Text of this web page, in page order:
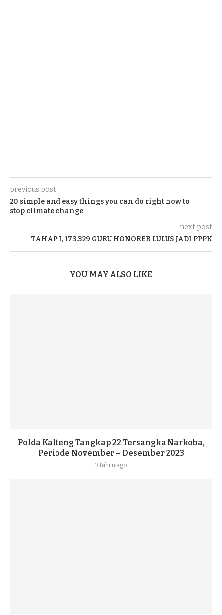
previous post
20 simple and easy things you can do right now to
stop climate change
next post
TAHAP I, 173.329 GURU HONORER LULUS JADI PPPK
YOU MAY ALSO LIKE
Polda Kalteng Tangkap 22 Tersangka Narkoba,
Periode November – Desember 2023
3 tahun ago